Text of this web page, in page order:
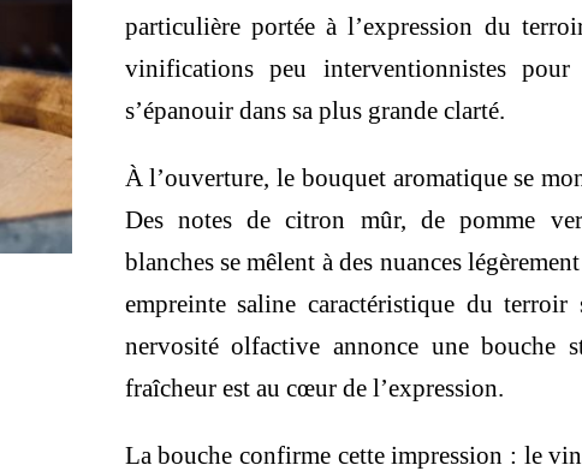
particulière portée à l’expression du
vinifications peu interventionnistes
s’épanouir dans sa plus grande clarté.
À l’ouverture, le bouquet aromatique se
Des notes de citron mûr, de pomme
blanches se mêlent à des nuances
empreinte saline caractéristique du terroir
nervosité olfactive annonce une bouche
fraîcheur est au cœur de l’expression.
La bouche confirme cette impression : le